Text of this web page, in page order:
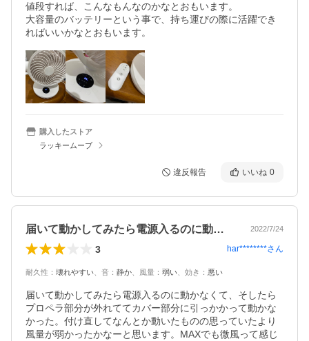
値段すれば、こんなもんなのかなとおもいます。
大容量のバッテリーという事で、持ち運びの際に活躍でき
購入したストア
ラッキームーブ
違反報告 いいね 0
届いて動かしてみたら電源入るのに動かな… 2022/7/24
3 har********さん
耐久性 ： 壊れやすい 音 ： 静か 風量 ： 弱い 効き ： 悪い
届いて動かしてみたら電源入るのに動かなくて、そしたら
プロペラ部分が外れててカバー部分に引っかかって動かな
かった。付け直してなんとか動いたものの思っていたより
風量が弱かったかなーと思います。MAXでも微風って感じ